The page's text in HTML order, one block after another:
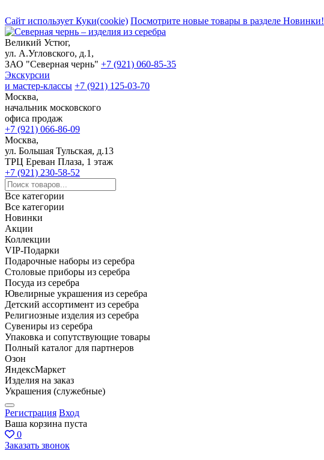
Сайт использует Куки(cookie) Посмотрите новые товары в разделе Новинки!
Великий Устюг,
ул. А.Угловского, д.1,
ЗАО "Северная чернь" +7 (921) 060-85-35
Экскурсии
и мастер-классы +7 (921) 125-03-70
Москва,
начальник московского
офиса продаж
+7 (921) 066-86-09
Москва,
ул. Большая Тульская, д.13
ТРЦ Ереван Плаза, 1 этаж
+7 (921) 230-58-52
Все категории
Все категории
Новинки
Акции
Коллекции
VIP-Подарки
Подарочные наборы из серебра
Столовые приборы из серебра
Посуда из серебра
Ювелирные украшения из серебра
Детский ассортимент из серебра
Религиозные изделия из серебра
Сувениры из серебра
Упаковка и сопутствующие товары
Полный каталог для партнеров
Озон
ЯндексМаркет
Изделия на заказ
Украшения (служебные)
Регистрация Вход
Ваша корзина пуста
0
Заказать звонок